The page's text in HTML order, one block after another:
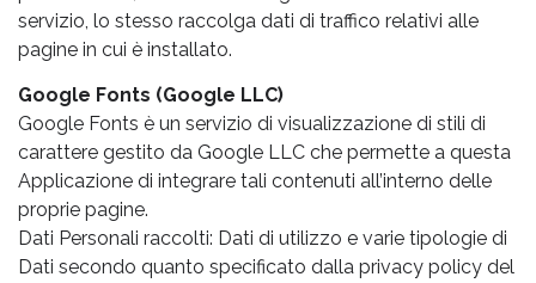
servizio, lo stesso raccolga dati di traffico relativi alle
pagine in cui è installato.
Google Fonts (Google LLC)
Google Fonts è un servizio di visualizzazione di stili di
carattere gestito da Google LLC che permette a questa
Applicazione di integrare tali contenuti all’interno delle
proprie pagine.
Dati Personali raccolti: Dati di utilizzo e varie tipologie di
Dati secondo quanto specificato dalla privacy policy del